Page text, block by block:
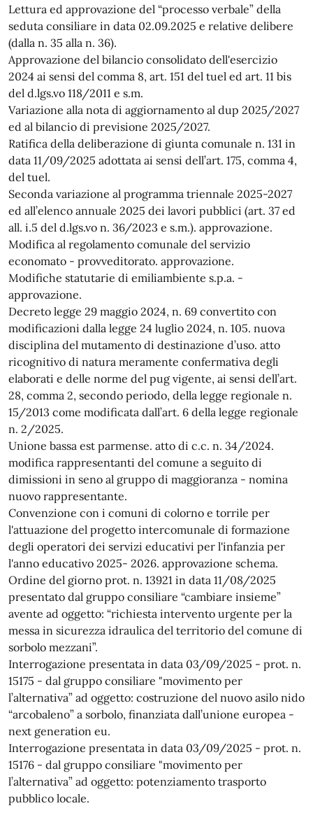
Lettura ed approvazione del “processo verbale” della
seduta consiliare in data 02.09.2025 e relative delibere
(dalla n. 35 alla n. 36).
Approvazione del bilancio consolidato dell'esercizio
2024 ai sensi del comma 8, art. 151 del tuel ed art. 11 bis
del d.lgs.vo 118/2011 e s.m.
Variazione alla nota di aggiornamento al dup 2025/2027
ed al bilancio di previsione 2025/2027.
Ratifica della deliberazione di giunta comunale n. 131 in
data 11/09/2025 adottata ai sensi dell’art. 175, comma 4,
del tuel.
Seconda variazione al programma triennale 2025-2027
ed all’elenco annuale 2025 dei lavori pubblici (art. 37 ed
all. i.5 del d.lgs.vo n. 36/2023 e s.m.). approvazione.
Modifica al regolamento comunale del servizio
economato - provveditorato. approvazione.
Modifiche statutarie di emiliambiente s.p.a. -
approvazione.
Decreto legge 29 maggio 2024, n. 69 convertito con
modificazioni dalla legge 24 luglio 2024, n. 105. nuova
disciplina del mutamento di destinazione d’uso. atto
ricognitivo di natura meramente confermativa degli
elaborati e delle norme del pug vigente, ai sensi dell’art.
28, comma 2, secondo periodo, della legge regionale n.
15/2013 come modificata dall’art. 6 della legge regionale
n. 2/2025.
Unione bassa est parmense. atto di c.c. n. 34/2024.
modifica rappresentanti del comune a seguito di
dimissioni in seno al gruppo di maggioranza - nomina
nuovo rappresentante.
Convenzione con i comuni di colorno e torrile per
l'attuazione del progetto intercomunale di formazione
degli operatori dei servizi educativi per l'infanzia per
l'anno educativo 2025- 2026. approvazione schema.
Ordine del giorno prot. n. 13921 in data 11/08/2025
presentato dal gruppo consiliare “cambiare insieme”
avente ad oggetto: “richiesta intervento urgente per la
messa in sicurezza idraulica del territorio del comune di
sorbolo mezzani”.
Interrogazione presentata in data 03/09/2025 - prot. n.
15175 - dal gruppo consiliare "movimento per
l’alternativa” ad oggetto: costruzione del nuovo asilo nido
“arcobaleno” a sorbolo, finanziata dall’unione europea -
next generation eu.
Interrogazione presentata in data 03/09/2025 - prot. n.
15176 - dal gruppo consiliare "movimento per
l’alternativa” ad oggetto: potenziamento trasporto
pubblico locale.